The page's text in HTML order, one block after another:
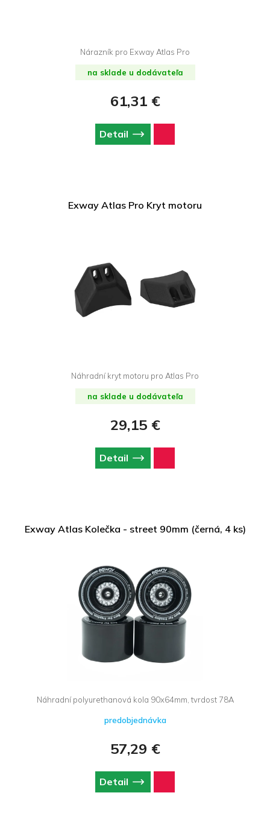
Nárazník pro Exway Atlas Pro
na sklade u dodávateľa
61,31 €
Detail
Exway Atlas Pro Kryt motoru
Náhradní kryt motoru pro Atlas Pro
na sklade u dodávateľa
29,15 €
Detail
Exway Atlas Kolečka - street 90mm (černá, 4 ks)
Náhradní polyurethanová kola 90x64mm, tvrdost 78A
predobjednávka
57,29 €
Detail